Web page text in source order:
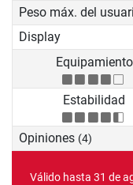
Peso máx. del
Display
Equipamiento
Estabilidad
Opiniones (4)
Válido hasta 31 de